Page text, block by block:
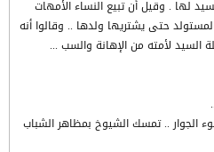
لها . وقيل أن تبيع النساء الأمهات
حتى يشتريها ولدها .. وقالوا أنه
السيد لأمته من الإهانة والسب ...
الجوار .. تمسك الشيوخ بمظاهر الشباب